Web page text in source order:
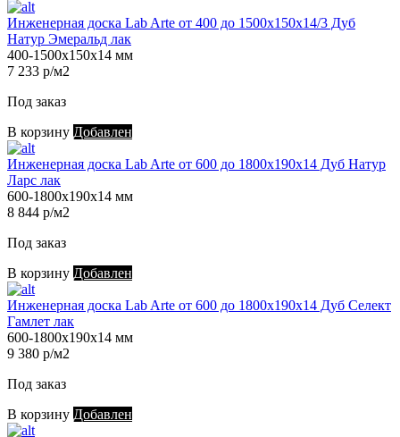
Инженерная доска Lab Arte от 400 до 1500х150х14/3 Дуб
Натур Эмеральд лак
400-1500х150х14 мм
7 233 р/м2
Под заказ
В корзину Добавлен
Инженерная доска Lab Arte от 600 до 1800х190х14 Дуб Натур
Ларс лак
600-1800х190х14 мм
8 844 р/м2
Под заказ
В корзину Добавлен
Инженерная доска Lab Arte от 600 до 1800х190х14 Дуб Селект
Гамлет лак
600-1800х190х14 мм
9 380 р/м2
Под заказ
В корзину Добавлен